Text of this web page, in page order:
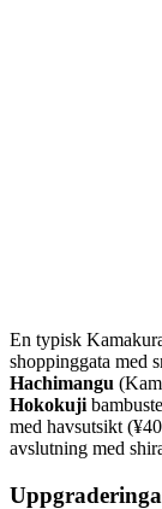
En typisk
shoppinggata med
Hachimangu
Hokokuji
med havsutsikt
avslutning med